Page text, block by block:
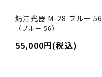
鯖江光器 M-28 ブルー 56
（ブルー 56）
55,000円(税込)